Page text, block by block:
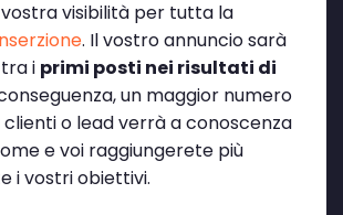
visibilità per tutta la
. Il vostro annuncio sarà
i primi posti nei risultati di
un maggior numero
o lead verrà a conoscenza
e voi raggiungerete più
i vostri obiettivi.